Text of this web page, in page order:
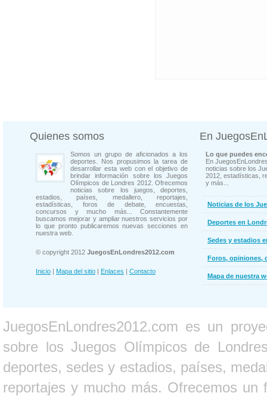
Quienes somos
Somos un grupo de aficionados a los
deportes. Nos propusimos la tarea de
desarrollar esta web con el objetivo de
brindar información sobre los Juegos
Olímpicos de Londres 2012. Ofrecemos
noticias sobre los juegos, deportes,
estadios, países, medallero, reportajes,
estadísticas, foros de debate, encuestas,
concursos y mucho más... Constantemente
buscamos mejorar y ampliar nuestros servicios por
lo que pronto publicaremos nuevas secciones en
nuestra web.
© copyright 2012 JuegosEnLondres2012.com
Inicio | Mapa del sitio | Enlaces | Contacto
En
Lo que puedes
En
noticias sobre los
2012, estadísticas,
y más...
Noticias de los
Deportes en
Sedes y estadios
Foros, opiniones,
Mapa de nuestra
JuegosEnLondres2012.com es un
sobre los Juegos Olímpicos de
deportes, sedes y estadios, países,
reportajes y mucho más. Ofrecemos un